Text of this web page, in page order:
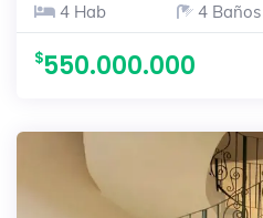
4 Hab
4 Baños
550.000.000